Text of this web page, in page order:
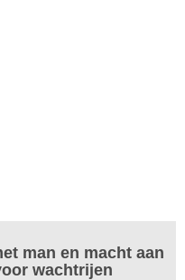
man en macht aan
wachtrijen